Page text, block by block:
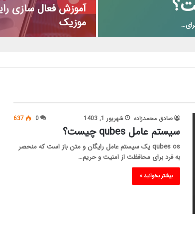
آموزش فعال سازی
موزیک
صادق محمدزاده شهریور 1, 1403 0
637
سیستم عامل qubes چیست؟
qubes os یک سیستم عامل رایگان و متن باز است که منحصر
به فرد برای محافظت از امنیت و حریم…
بیشتر بخوانید »